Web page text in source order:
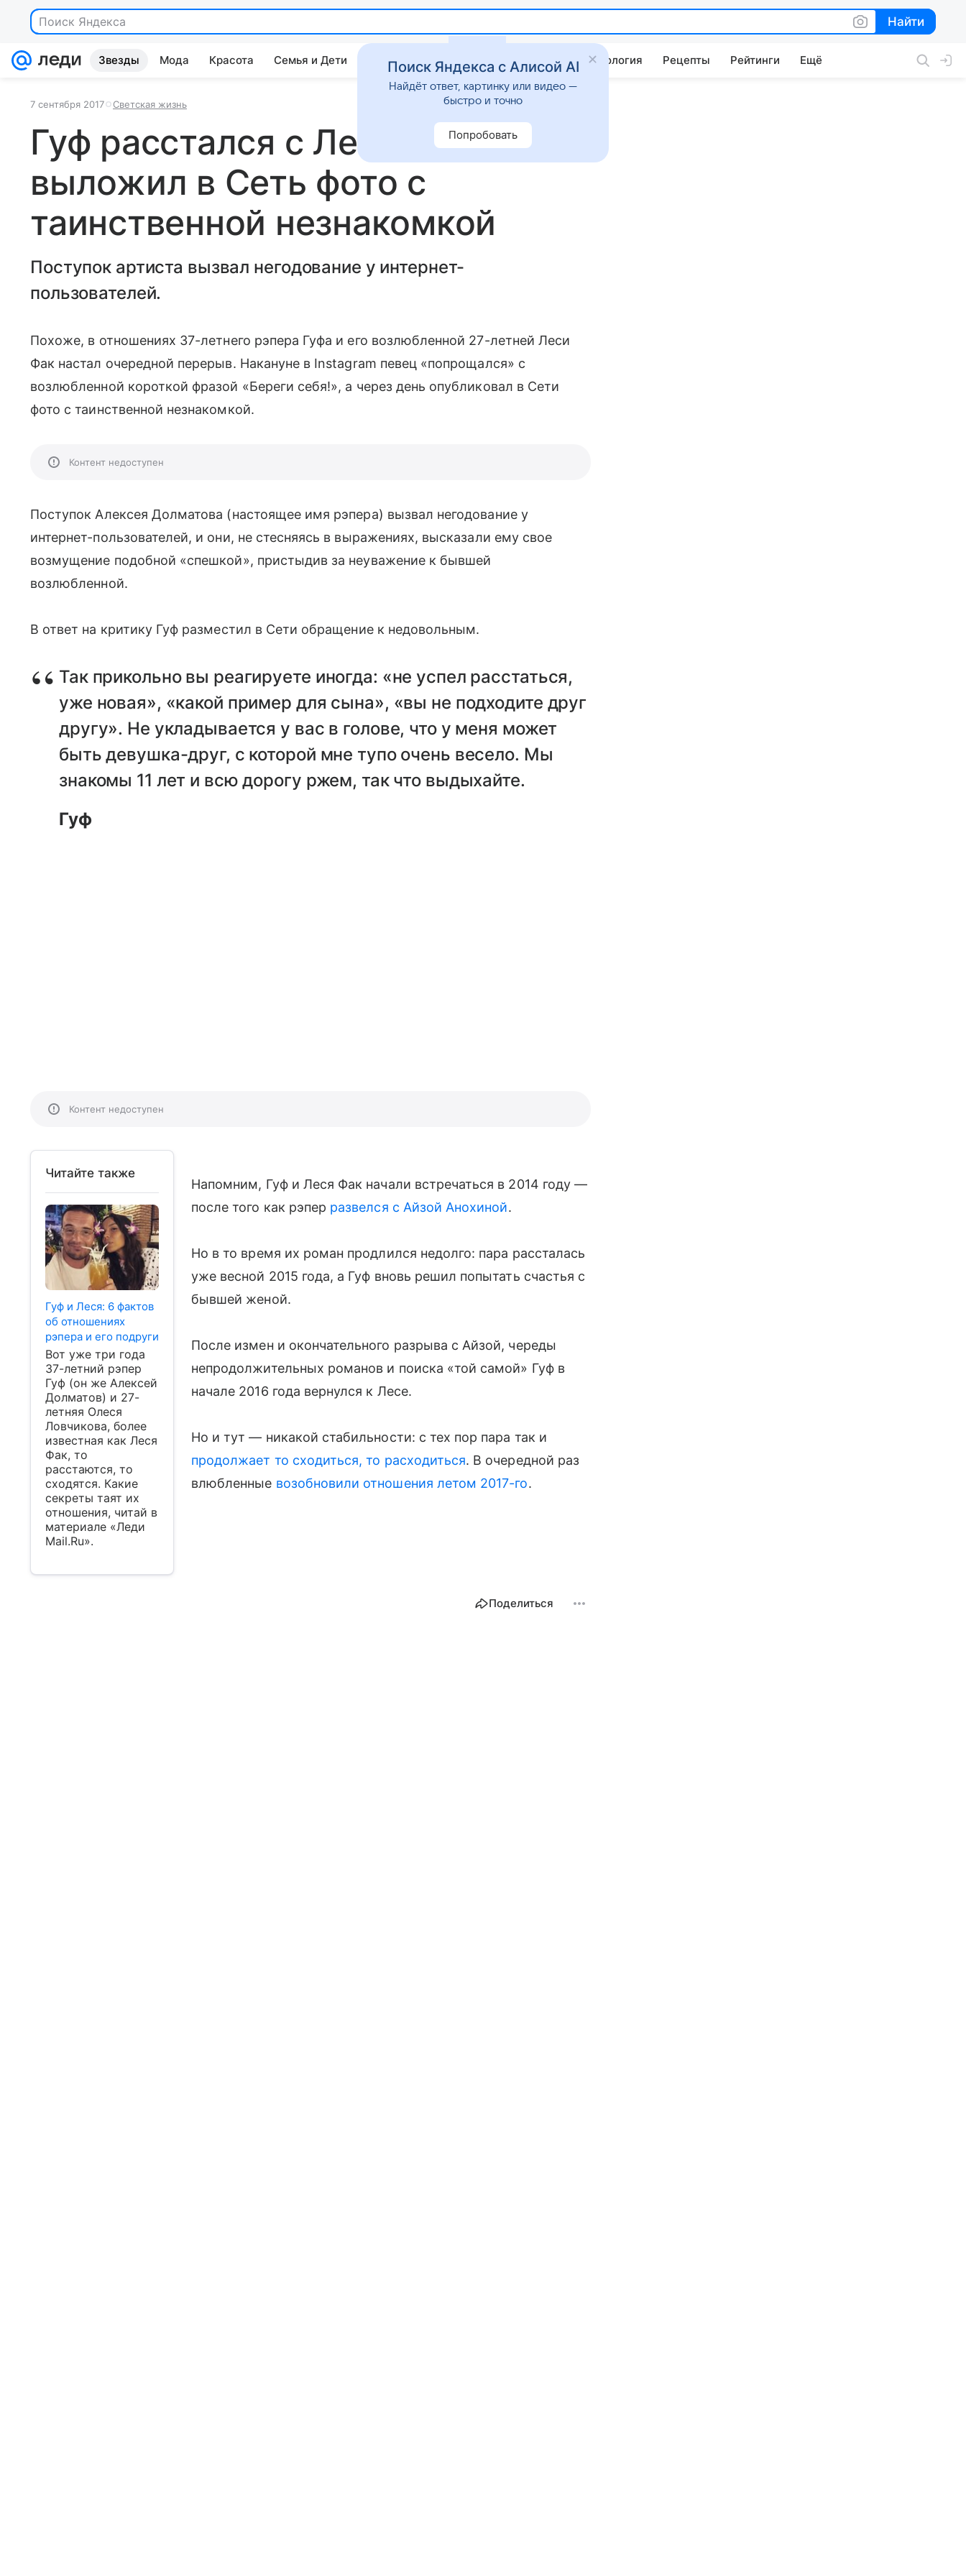
Поиск Яндекса Найти
Найти
Звезды Мода Красота Семья и Дети Дом Гороскопы Стиль жизни Психология Рецепты Рейтинги Ещё
7 сентября 2017 Светская жизнь
Гуф расстался с Лесей Фак и
выложил в Сеть фото с
таинственной незнакомкой
Поступок артиста вызвал негодование у интернет-
пользователей.
Похоже, в отношениях 37-летнего рэпера Гуфа и его возлюбленной 27-летней Леси
Фак настал очередной перерыв. Накануне в Instagram певец «попрощался» с
возлюбленной короткой фразой «Береги себя!», а через день опубликовал в Сети
фото с таинственной незнакомкой.
Контент недоступен
Поступок Алексея Долматова (настоящее имя рэпера) вызвал негодование у
интернет-пользователей, и они, не стесняясь в выражениях, высказали ему свое
возмущение подобной «спешкой», пристыдив за неуважение к бывшей
возлюбленной.
В ответ на критику Гуф разместил в Сети обращение к недовольным.
Так прикольно вы реагируете иногда: «не успел расстаться,
уже новая», «какой пример для сына», «вы не подходите друг
другу». Не укладывается у вас в голове, что у меня может
быть девушка-друг, с которой мне тупо очень весело. Мы
знакомы 11 лет и всю дорогу ржем, так что выдыхайте.
Гуф
Контент недоступен
Читайте также
Гуф и Леся: 6 фактов
об отношениях
рэпера и его подруги
Вот уже три года
37-летний рэпер
Гуф (он же Алексей
Долматов) и 27-
летняя Олеся
Ловчикова, более
известная как Леся
Фак, то
расстаются, то
сходятся. Какие
секреты таят их
отношения, читай в
материале «Леди
Mail.Ru».
Напомним, Гуф и Леся Фак начали встречаться в 2014 году —
после того как рэпер развелся с Айзой Анохиной.
Но в то время их роман продлился недолго: пара рассталась
уже весной 2015 года, а Гуф вновь решил попытать счастья с
бывшей женой.
После измен и окончательного разрыва с Айзой, череды
непродолжительных романов и поиска «той самой» Гуф в
начале 2016 года вернулся к Лесе.
Но и тут — никакой стабильности: с тех пор пара так и
продолжает то сходиться, то расходиться. В очередной раз
влюбленные возобновили отношения летом 2017-го.
Поделиться
Поиск Яндекса с Алисой AI
Найдёт ответ, картинку или видео —
быстро и точно
Попробовать